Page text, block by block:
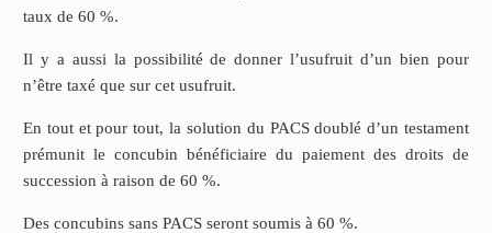
taux de 60 %.
Il y a aussi la possibilité de donner l’usufruit d’un bien pour
n’être taxé que sur cet usufruit.
En tout et pour tout, la solution du PACS doublé d’un testament
prémunit le concubin bénéficiaire du paiement des droits de
succession à raison de 60 %.
Des concubins sans PACS seront soumis à 60 %.